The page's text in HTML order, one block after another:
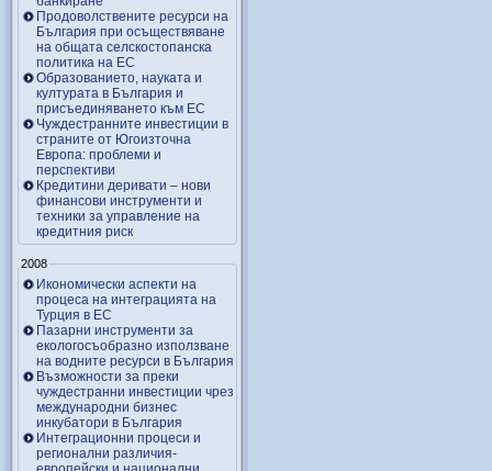
Продоволствените ресурси на
България при осъществяване
на общата селскостопанска
политика на ЕС
Образованието, науката и
културата в България и
присъединяването към ЕС
Чуждестранните инвестиции в
страните от Югоизточна
Европа: проблеми и
перспективи
Кредитини деривати – нови
финансови инструменти и
техники за управление на
кредитния риск
2008
Икономически аспекти на
процеса на интеграцията на
Турция в ЕС
Пазарни инструменти за
екологосъобразно използване
на водните ресурси в България
Възможности за преки
чуждестранни инвестиции чрез
международни бизнес
инкубатори в България
Интеграционни процеси и
регионални различия-